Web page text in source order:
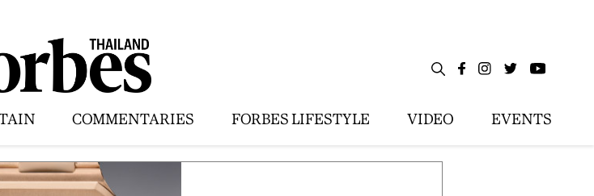
COMMENTARIES FORBES LIFESTYLE VIDEO EVENTS